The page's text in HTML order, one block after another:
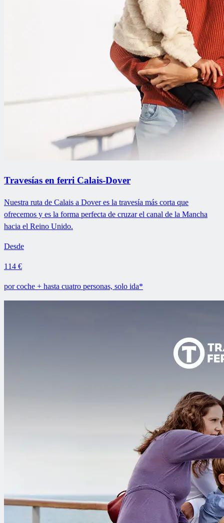
Travesías en ferri Calais-Dover
Nuestra ruta de Calais a Dover es la travesía más corta que
ofrecemos y es la forma perfecta de cruzar el canal de la Mancha
hacia el Reino Unido.
Desde
114 €
por coche + hasta cuatro personas, solo ida*